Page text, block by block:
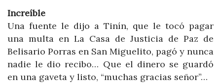
Increíble
Una fuente le dijo a Tinín, que le tocó pagar
una multa en La Casa de Justicia de Paz de
Belisario Porras en San Miguelito, pagó y nunca
nadie le dio recibo… Que el dinero se guardó
en una gaveta y listo, “muchas gracias señor”…